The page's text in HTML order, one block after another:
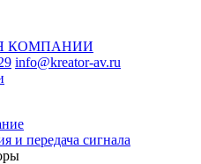
КОМПАНИИ
info@kreator-av.ru
и передача сигнала